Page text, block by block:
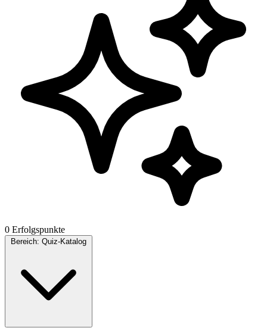
0 Erfolgspunkte
Bereich: Quiz-Katalog